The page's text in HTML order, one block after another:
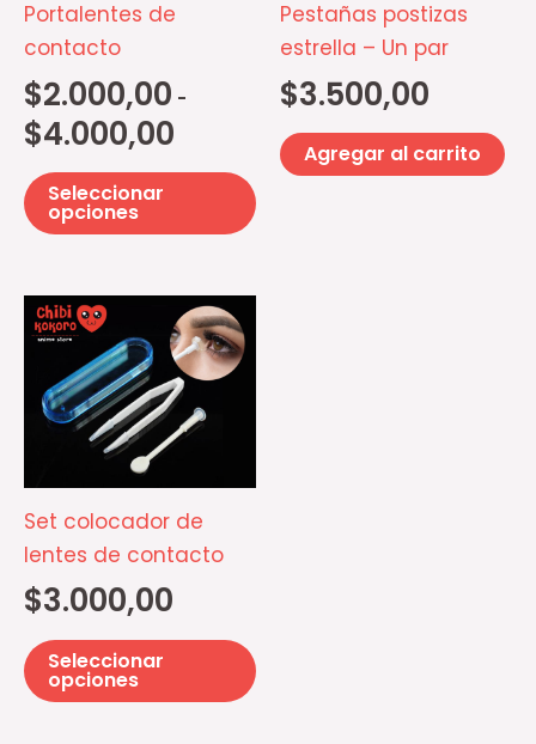
Portalentes de
contacto
$2.000,00 -
$4.000,00
Seleccionar
opciones
elegir
página
Pestañas postizas
estrella – Un par
$3.500,00
Agregar al carrito
Set colocador de
lentes de contacto
$3.000,00
Seleccionar
opciones
la